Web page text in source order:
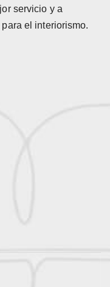
servicio y a
el interiorismo.